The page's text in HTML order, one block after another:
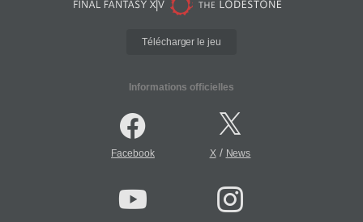
Télécharger le jeu
Informations officielles
Facebook X/ News